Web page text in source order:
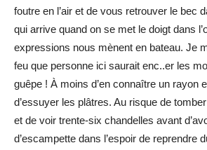
foutre en l’air et de vous retrouver le bec
qui arrive quand on se met le doigt dans
expressions nous mènent en bateau. Je
feu que personne ici saurait enc..er les
guêpe ! À moins d’en connaître un rayon
d’essuyer les plâtres. Au risque de
et de voir trente-six chandelles avant
d’escampette dans l’espoir de reprendre